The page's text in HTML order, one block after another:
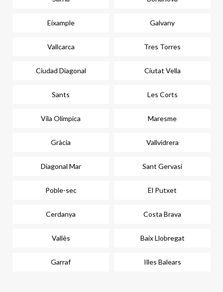
Eixample Galvany
Vallcarca Tres Torres
Ciudad Diagonal Ciutat Vella
Sants Les Corts
Vila Olímpica Maresme
Gràcia Vallvidrera
Diagonal Mar Sant Gervasi
Poble-sec El Putxet
Cerdanya Costa Brava
Vallès Baix Llobregat
Garraf Illes Balears